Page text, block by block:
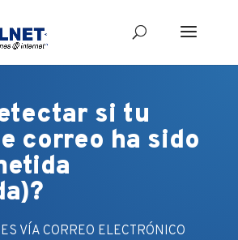
si tu
correo ha sido
VÍA CORREO ELECTRÓNICO